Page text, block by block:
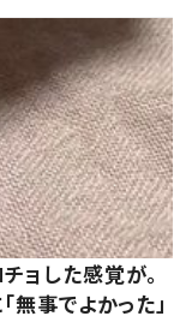
ョした感覚が。
無事でよかった」